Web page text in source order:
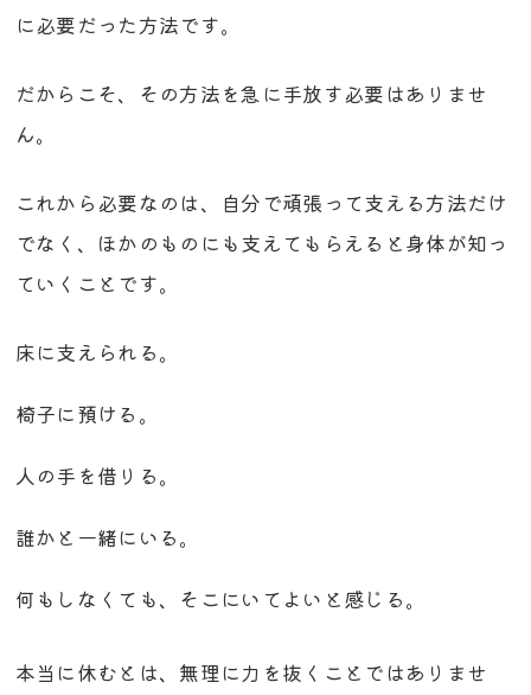
に必要だった方法です。
だからこそ、その方法を急に手放す必要はありませ
ん。
これから必要なのは、自分で頑張って支える方法だけ
でなく、ほかのものにも支えてもらえると身体が知っ
ていくことです。
床に支えられる。
椅子に預ける。
人の手を借りる。
誰かと一緒にいる。
何もしなくても、そこにいてよいと感じる。
本当に休むとは、無理に力を抜くことではありませ